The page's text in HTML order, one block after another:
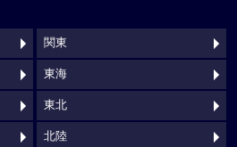
関東
東海
東北
北陸